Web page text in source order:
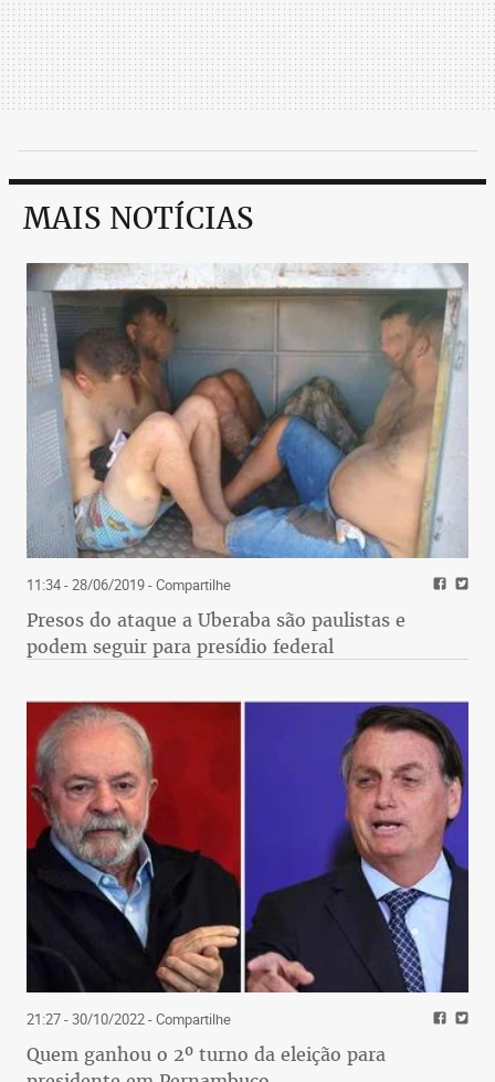
MAIS NOTÍCIAS
11:34 - 28/06/2019- Compartilhe
Presos do ataque a Uberaba são paulistas e
podem seguir para presídio federal
21:27 - 30/10/2022- Compartilhe
Quem ganhou o 2º turno da eleição para